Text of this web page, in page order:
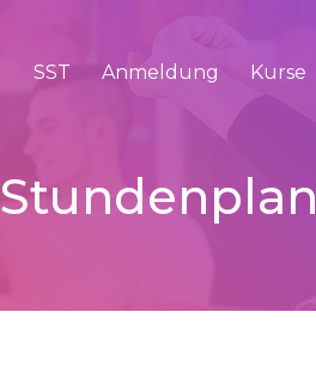
SST Anmeldung Kurse
Stundenplan